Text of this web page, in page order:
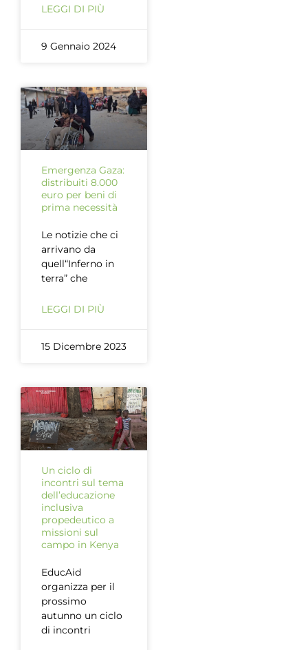
LEGGI DI PIÙ
9 Gennaio 2024
Emergenza Gaza:
distribuiti 8.000
euro per beni di
prima necessità
Le notizie che ci
arrivano da
quell“Inferno in
terra” che
LEGGI DI PIÙ
15 Dicembre 2023
Un ciclo di
incontri sul tema
dell’educazione
inclusiva
propedeutico a
missioni sul
campo in Kenya
EducAid
organizza per il
prossimo
autunno un ciclo
di incontri